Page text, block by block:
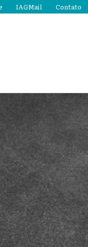
IAGMail Contato